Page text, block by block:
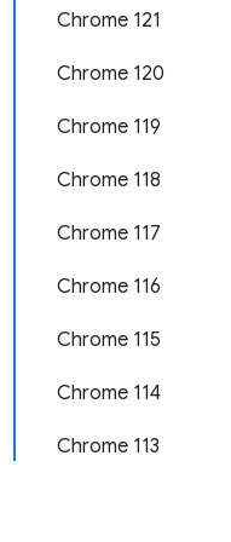
Chrome 121
Chrome 120
Chrome 119
Chrome 118
Chrome 117
Chrome 116
Chrome 115
Chrome 114
Chrome 113